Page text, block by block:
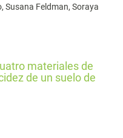
Susana Feldman, Soraya
materiales de
de un suelo de